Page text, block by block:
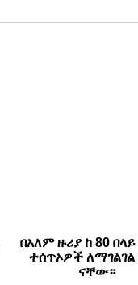
በአለም ዙሪያ ከ 80
ተሰጥኦዎች ለማገልገል
ናቸው።